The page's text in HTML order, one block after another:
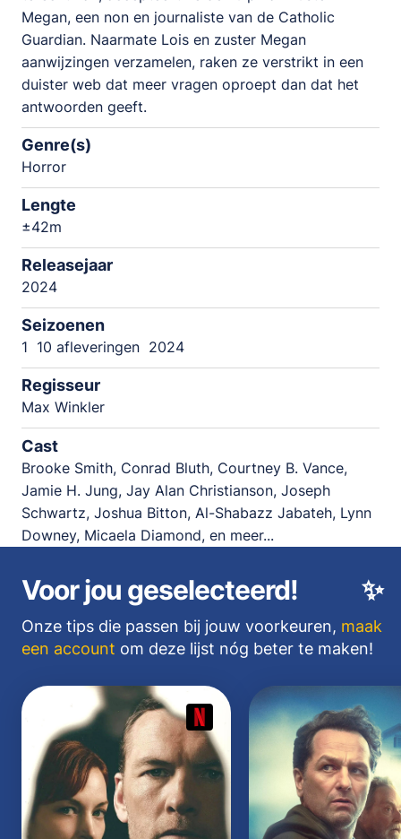
Megan, een non en journaliste van de Catholic
Guardian. Naarmate Lois en zuster Megan
aanwijzingen verzamelen, raken ze verstrikt in een
duister web dat meer vragen oproept dan dat het
antwoorden geeft.
Genre(s)
Horror
Lengte
±42m
Releasejaar
2024
Seizoenen
1 10 afleveringen 2024
Regisseur
Max Winkler
Cast
Brooke Smith, Conrad Bluth, Courtney B. Vance,
Jamie H. Jung, Jay Alan Christianson, Joseph
Schwartz, Joshua Bitton, Al-Shabazz Jabateh, Lynn
Downey, Micaela Diamond, en meer...
✨
Voor jou geselecteerd!
Onze tips die passen bij jouw voorkeuren, maak
een account om deze lijst nóg beter te maken!